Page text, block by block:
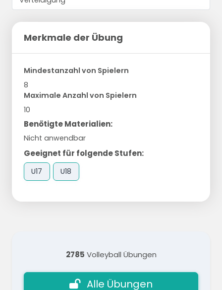
Merkmale der Übung
Mindestanzahl von Spielern
8
Maximale Anzahl von Spielern
10
Benötigte Materialien:
Nicht anwendbar
Geeignet für folgende Stufen:
U17 U18
2785 Volleyball Übungen
Alle Übungen